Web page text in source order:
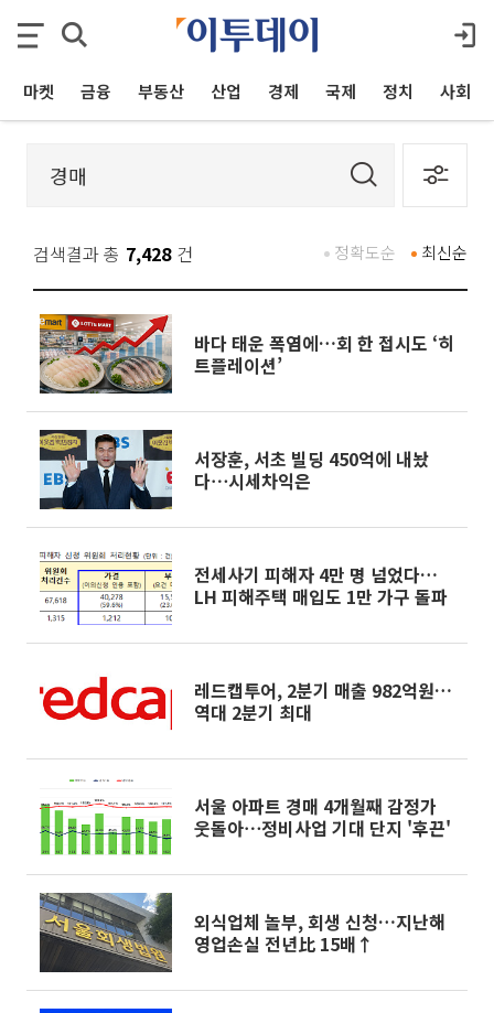
마켓 금융 부동산 산업 경제 국제 정치 사회
검색결과 총 7,428 건 최신순
정확도순
바다 태운 폭염에…회 한 접시도 ‘히
트플레이션’
서장훈, 서초 빌딩 450억에 내놨
다⋯시세차익은
전세사기 피해자 4만 명 넘었다…
LH 피해주택 매입도 1만 가구 돌파
레드캡투어, 2분기 매출 982억원…
역대 2분기 최대
서울 아파트 경매 4개월째 감정가
웃돌아⋯정비사업 기대 단지 '후끈'
외식업체 놀부, 회생 신청…지난해
영업손실 전년比 15배↑